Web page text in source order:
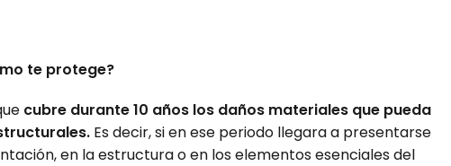
te protege?
cubre durante 10 años los daños materiales que pueda
Es decir, si en ese periodo llegara a presentarse
en la estructura o en los elementos esenciales del